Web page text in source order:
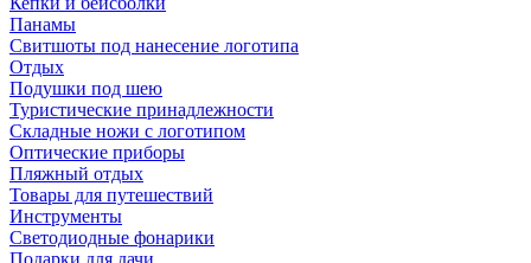
Панамы
Свитшоты под нанесение логотипа
Отдых
Подушки под шею
Туристические принадлежности
Складные ножи с логотипом
Оптические приборы
Пляжный отдых
Товары для путешествий
Инструменты
Светодиодные фонарики
Подарки для дачи